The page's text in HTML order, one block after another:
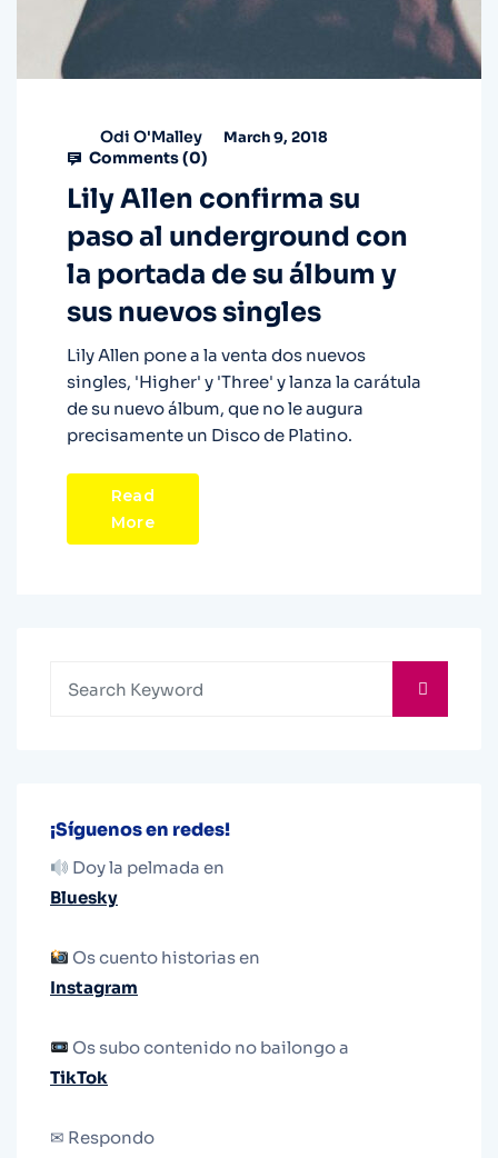
Odi O'Malley March 9, 2018
Comments (0)
Lily Allen confirma su
paso al underground con
la portada de su álbum y
sus nuevos singles
Lily Allen pone a la venta dos nuevos
singles, 'Higher' y 'Three' y lanza la carátula
de su nuevo álbum, que no le augura
precisamente un Disco de Platino.
Read
More
¡Síguenos en redes!
Doy la pelmada en
Bluesky
Os cuento historias en
Instagram
Os subo contenido no bailongo a
TikTok
✉ Respondo